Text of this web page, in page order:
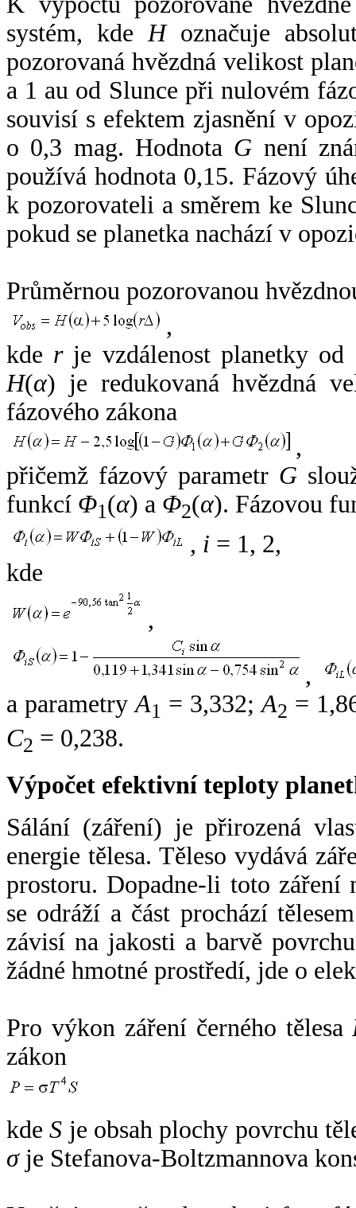
systém, kde Hoznačuje
pozorovaná hvězdná velikost
a 1 au od Slunce při nulovém
souvisí s efektem zjasnění v
o 0,3 mag. Hodnota G není
používá hodnota 0,15. Fázový
k pozorovateli a směrem ke
pokud se planetka nachází v
Průměrnou pozorovanou
,
kde rje vzdálenost planetky od
H(α) je redukovaná hvězdná
fázového zákona
,
přičemž fázový parametr G
funkcí Φ1(α) a Φ2(α). Fázovou
, i = 1, 2,
kde
,
,
a parametryA1 = 3,332;A2 =
C2 = 0,238.
Výpočet efektivní teploty
Sálání (záření) je přirozená
energie tělesa. Těleso vydává
prostoru. Dopadne-li toto záření
se odráží a část prochází
závisí na jakosti a barvě
žádné hmotné prostředí, jde o
Pro výkon záření černého tělesa
zákon
kdeS je obsah plochy povrchu
σje Stefanova-Boltzmannova